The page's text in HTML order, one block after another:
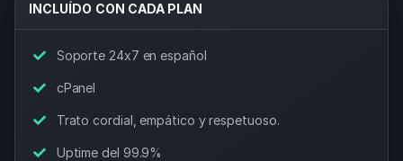
INCLUÍDO CON CADA PLAN
Soporte 24x7 en español
cPanel
Trato cordial, empático y respetuoso.
Uptime del 99.9%